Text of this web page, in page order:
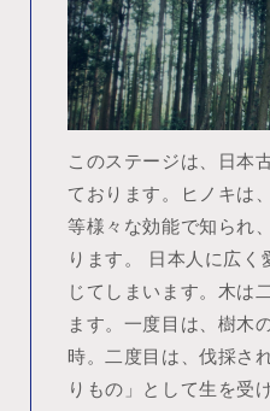
このステージは、日本
ております。ヒノキは
等様々な効能で知られ
ります。 日本人に広
じてしまいます。木は
ます。一度目は、樹木
時。二度目は、伐採さ
りもの」として生を受